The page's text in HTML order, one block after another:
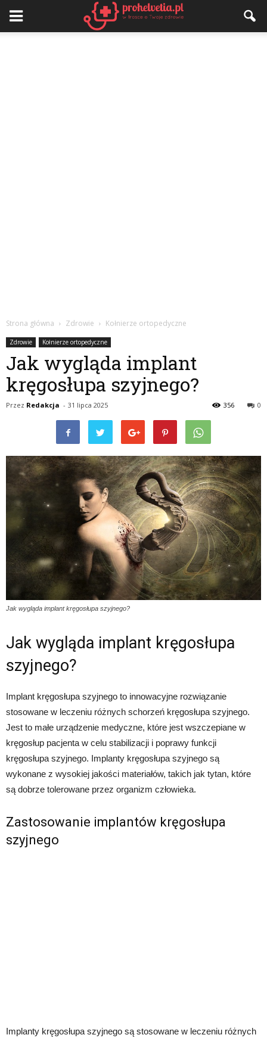
Strona główna Zdrowie Kołnierze ortopedyczne
Zdrowie Kołnierze ortopedyczne
Jak wygląda implant
kręgosłupa szyjnego?
Przez Redakcja - 31 lipca 2025 0
356
Jak wygląda implant kręgosłupa szyjnego?
Jak wygląda implant kręgosłupa
szyjnego?
Implant kręgosłupa szyjnego to innowacyjne rozwiązanie
stosowane w leczeniu różnych schorzeń kręgosłupa szyjnego.
Jest to małe urządzenie medyczne, które jest wszczepiane w
kręgosłup pacjenta w celu stabilizacji i poprawy funkcji
kręgosłupa szyjnego. Implanty kręgosłupa szyjnego są
wykonane z wysokiej jakości materiałów, takich jak tytan, które
są dobrze tolerowane przez organizm człowieka.
Zastosowanie implantów kręgosłupa
szyjnego
Implanty kręgosłupa szyjnego są stosowane w leczeniu różnych